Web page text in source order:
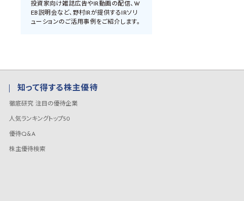
投資家向け雑誌広告やIR動画の配信、W
EB説明会など、野村IRが提供するIRソリ
ューションのご活用事例をご紹介します。
知って得する株主優待
徹底研究 注目の優待企業
人気ランキングトップ50
優待Q&A
株主優待検索